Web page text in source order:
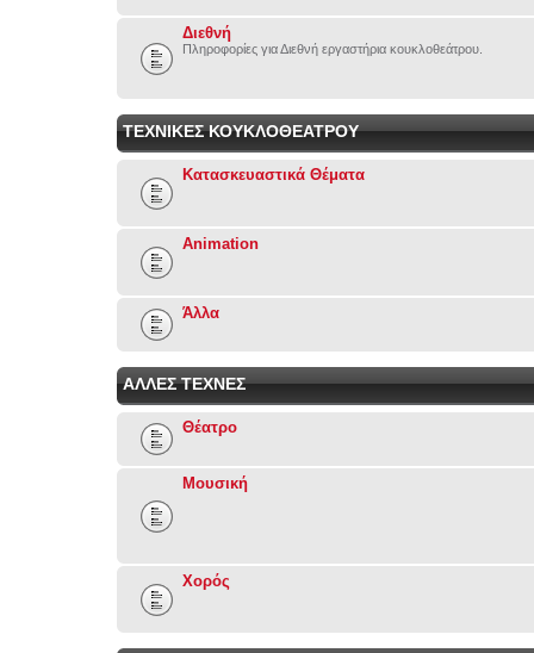
Διεθνή
Πληροφορίες για Διεθνή εργαστήρια κουκλοθεάτρου.
ΤΕΧΝΙΚΕΣ ΚΟΥΚΛΟΘΕΑΤΡΟΥ
Κατασκευαστικά Θέματα
Animation
Άλλα
ΑΛΛΕΣ ΤΕΧΝΕΣ
Θέατρο
Μουσική
Χορός